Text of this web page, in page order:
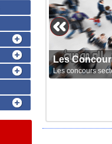
Les
Les concours